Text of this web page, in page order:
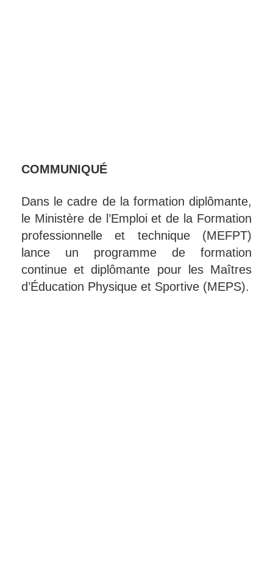
COMMUNIQUÉ
Dans le cadre de la formation diplômante,
le Ministère de l’Emploi et de la Formation
professionnelle et technique (MEFPT)
lance un programme de formation
continue et diplômante pour les Maîtres
d’Éducation Physique et Sportive (MEPS).